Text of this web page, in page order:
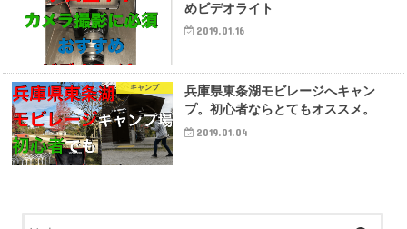
めビデオライト
2019.01.16
キャンプ
兵庫県東条湖モビレージへキャン
プ。初心者ならとてもオススメ。
2019.01.04